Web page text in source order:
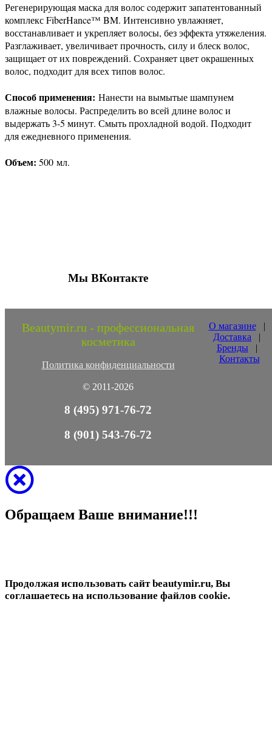
Регенерирующая маска для волос cодержит запатентованный
комплекс FiberHance™ BM. Интенсивно увлажняет,
восстанавливает и укрепляет волосы, без эффекта утяжеления.
Разглаживает, увеличивает прочность, силу и блеск волос,
защищает от их повреждений. Сохраняет цвет окрашенных
волос, подходит для всех типов волос.
Способ применения: Нанести на вымытые шампунем
влажные волосы. Распределить во всей длине волос и
выдержать 3-5 минут. Смыть прохладной водой. Подходит
для ежедневного применения.
Объем: 500 мл.
Мы ВКонтакте
Beautymir.ru - профессиональная
косметика
Политика конфиденциальности
© 2011-2026
О магазине|
Доставка |
Бренды |
Контакты
8 (495) 971-76-72
8 (901) 543-76-72
Обращаем Ваше внимание!!!
Продолжая использовать сайт beautymir.ru, Вы
соглашаетесь на использование файлов cookie.